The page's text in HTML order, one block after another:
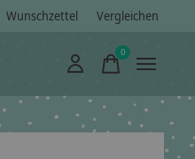
Wunschzettel Vergleichen
0items